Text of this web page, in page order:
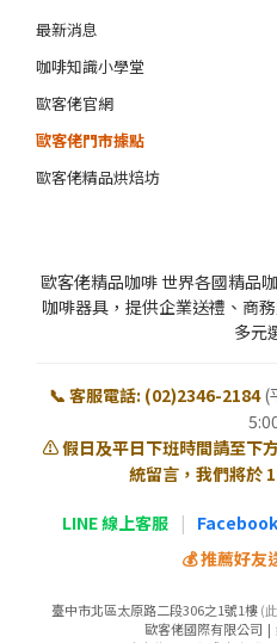
最新消息
咖啡知識小學堂
歐客佬官網
歐客佬門市據點
歐客佬精品烘焙坊
歐客佬精品咖啡 世界各國精品
咖啡器具，提供企業送禮、商
多元
📞 客服電話: (02)2346-2184 (
⚠️ 假日及平日下班時間請至下
統留言，我們將於
LINE 線上客服 |
💰 推薦好友
臺中市北區太原路二段306之1號1樓(
歐客佬國際有限公司 |